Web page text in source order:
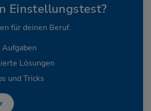
Einstellungstest?
für deinen Beruf.
Lösungen
und Tricks